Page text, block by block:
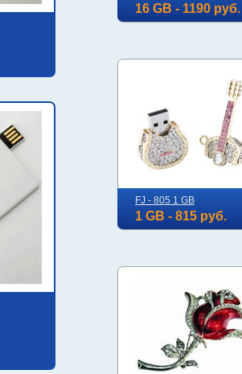
16 GB - 1190 руб.
FJ - 805 1 GB
1 GB - 815 руб.